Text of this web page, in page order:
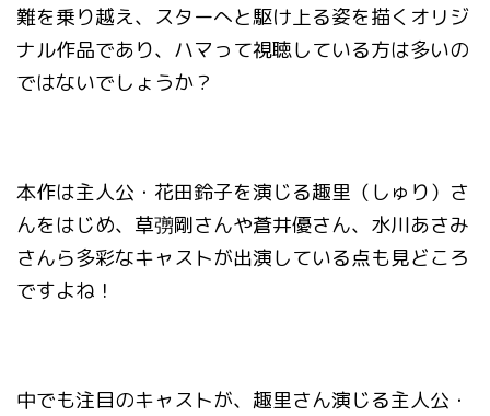
難を乗り越え、スターへと駆け上る姿を描くオリジ
ナル作品であり、ハマって視聴している方は多いの
ではないでしょうか？
本作は主人公・花田鈴子を演じる趣里（しゅり）さ
んをはじめ、草彅剛さんや蒼井優さん、水川あさみ
さんら多彩なキャストが出演している点も見どころ
ですよね！
中でも注目のキャストが、趣里さん演じる主人公・